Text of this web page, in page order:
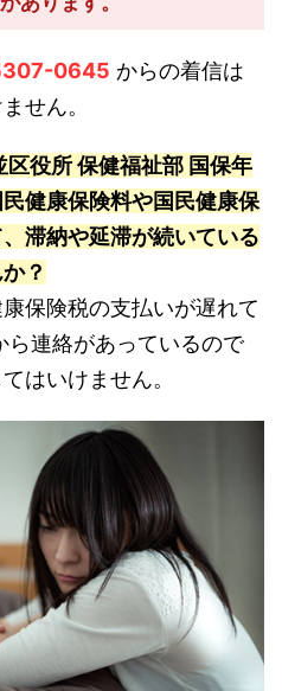
0645 からの着信は
せん。
役所 保健福祉部 国保年
健康保険料や国民健康保
滞納や延滞が続いている
？
保険税の支払いが遅れて
ら連絡があっているので
はいけません。